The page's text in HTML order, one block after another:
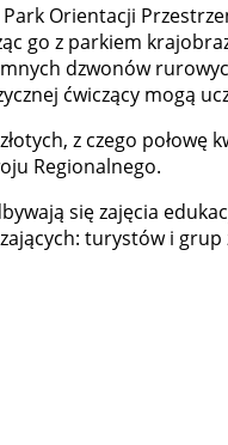
Park Orientacji
go z parkiem
dzwonów
ćwiczący mogą
z czego
Regionalnego.
się zajęcia
turystów i